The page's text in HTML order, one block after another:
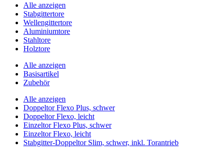
Alle anzeigen
Stabgittertore
Wellengittertore
Aluminiumtore
Stahltore
Holztore
Alle anzeigen
Basisartikel
Zubehör
Alle anzeigen
Doppeltor Flexo Plus, schwer
Doppeltor Flexo, leicht
Einzeltor Flexo Plus, schwer
Einzeltor Flexo, leicht
Stabgitter-Doppeltor Slim, schwer, inkl. Torantrieb